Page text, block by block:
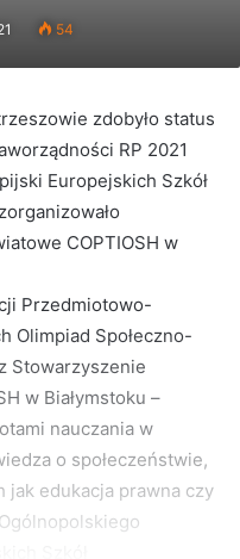
54
zdobyło status
RP 2021
Europejskich Szkół
COPTIOSH w
Przedmiotowo-
Olimpiad Społeczno-
Stowarzyszenie
w Białymstoku –
nauczania w
o społeczeństwie,
jak edukacja prawna czy